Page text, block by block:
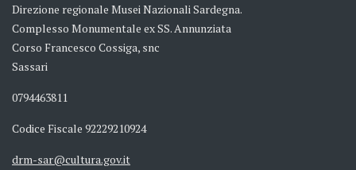
Direzione regionale Musei Nazionali Sardegna.
Complesso Monumentale ex SS. Annunziata
Corso Francesco Cossiga, snc
Sassari
0794463811
Codice Fiscale 92229210924
drm-sar@cultura.gov.it